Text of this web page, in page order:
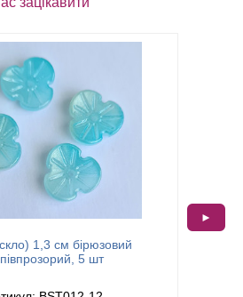
1,3 см бірюзовий
5 шт
►